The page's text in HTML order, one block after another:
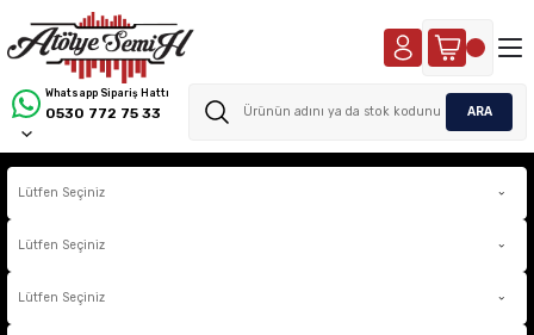
Whatsapp Sipariş Hattı
0530 772 75 33 ARA